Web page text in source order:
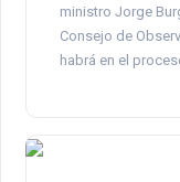
ministro Jorge
Consejo de
habrá en el